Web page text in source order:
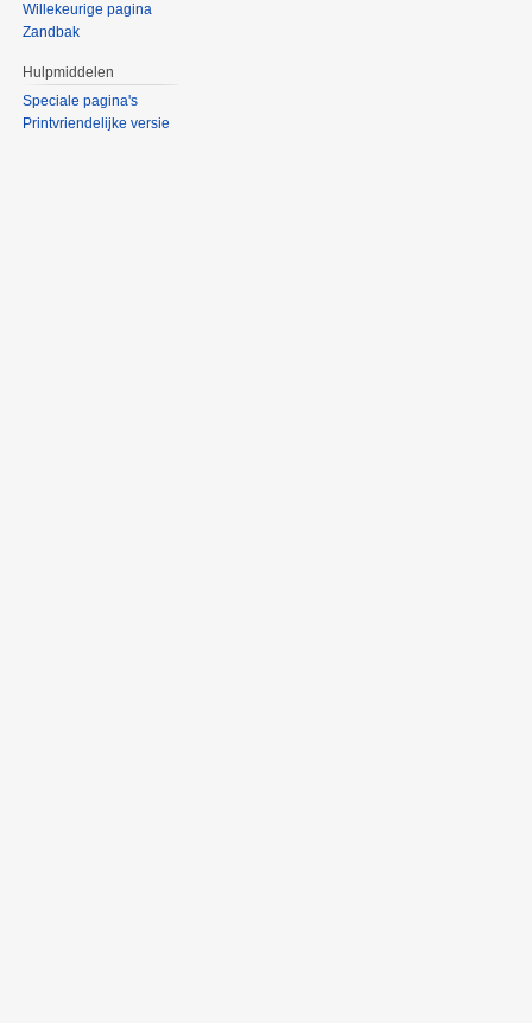
Willekeurige pagina
Zandbak
Hulpmiddelen
Speciale pagina's
Printvriendelijke versie